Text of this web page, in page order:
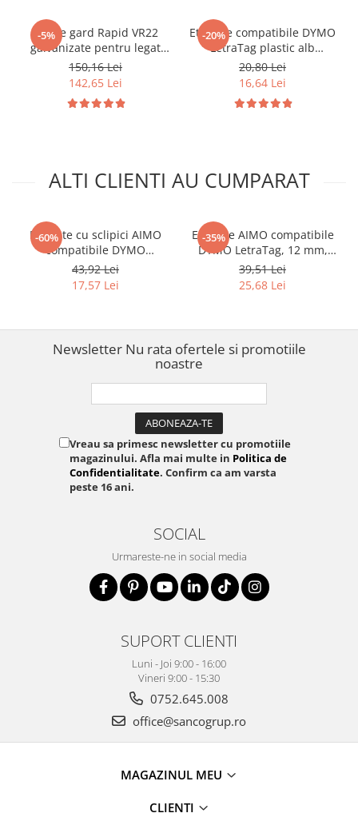
-5%
Capse gard Rapid VR22
galvanizate pentru legat
pânză umbrar, plase de
umbrire, garduri, voliere și
cuști pentru animale,
compatibile FP20 și FP222,
150,16 Lei
142,65 Lei
-20%
Etichete compatibile DYMO
LetraTag plastic alb
S0721660 pentru
organizare acasă, birou și
școală
20,80 Lei
16,64 Lei
ALTI CLIENTI AU CUMPARAT
-60%
Etichete cu sclipici AIMO
compatibile DYMO
LetraTag, 12 mm, alb pe
roz, pentru cadouri și
proiecte creative, Q5-PRE35
43,92 Lei
17,57 Lei
-35%
Etichete AIMO compatibile
DYMO LetraTag, 12 mm,
negru pe roz, pentru
personalizare și organizare
creativă, Q5-TBP31
39,51 Lei
25,68 Lei
Newsletter Nu rata ofertele si promotiile
noastre
Vreau sa primesc newsletter cu promotiile
magazinului. Afla mai multe in Politica de
Confidentialitate. Confirm ca am varsta
peste 16 ani.
SOCIAL
Urmareste-ne in social media
SUPORT CLIENTI
Luni - Joi 9:00 - 16:00
Vineri 9:00 - 15:30
0752.645.008
office@sancogrup.ro
MAGAZINUL MEU
CLIENTI